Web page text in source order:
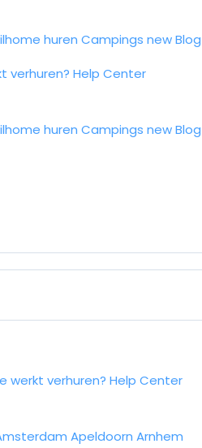
huren Campings newBlog
verhuren? Help Center
huren Campings newBlog
werkt verhuren? Help Center
Apeldoorn Arnhem